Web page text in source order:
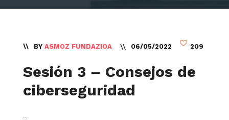
BY ASMOZ FUNDAZIOA 06/05/2022 209
Sesión 3 – Consejos de
ciberseguridad
...